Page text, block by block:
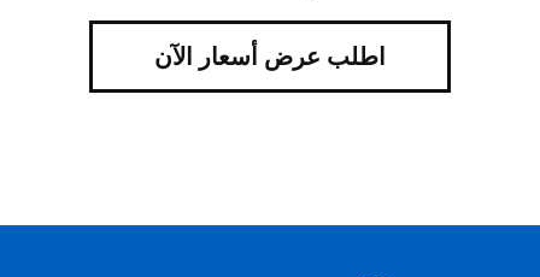
اطلب عرض أسعار الآن